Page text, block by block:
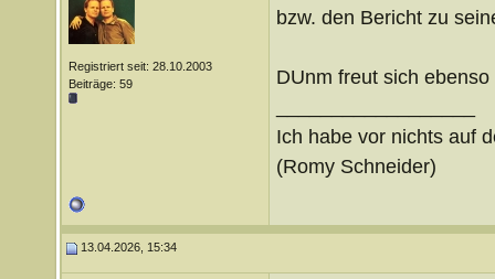
Registriert seit: 28.10.2003
Beiträge: 59
bzw. den Bericht zu
DUnm freut sich
Ich habe vor nichts auf
(Romy Schneider)
13.04.2026, 15:34